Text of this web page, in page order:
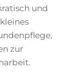
und
zur